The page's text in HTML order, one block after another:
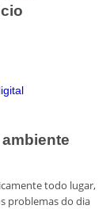
todo lugar,
problemas do dia